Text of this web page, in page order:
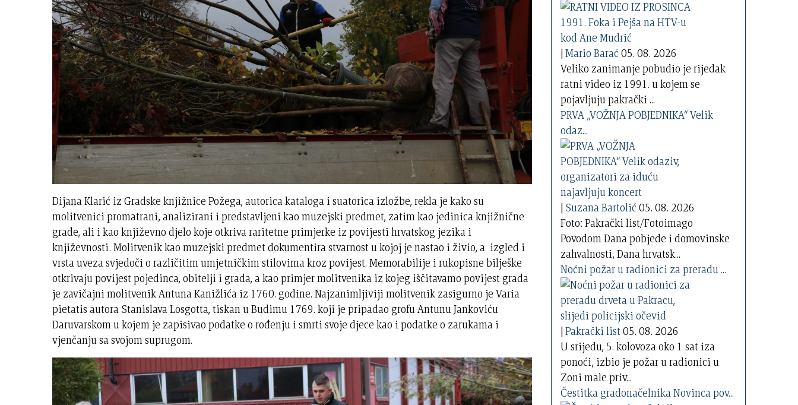
Dijana Klarić iz Gradske knjižnice Požega, autorica kataloga i suatorica izložbe, rekla je kako su
molitvenici promatrani, analizirani i predstavljeni kao muzejski predmet, zatim kao jedinica knjižnične
građe, ali i kao književno djelo koje otkriva raritetne primjerke iz povijesti hrvatskog jezika i
književnosti. Molitvenik kao muzejski predmet dokumentira stvarnost u kojoj je nastao i živio, a izgled i
vrsta uveza svjedoči o različitim umjetničkim stilovima kroz povijest. Memorabilije i rukopisne bilješke
otkrivaju povijest pojedinca, obitelji i grada, a kao primjer molitvenika iz kojeg iščitavamo povijest grada
je zavičajni molitvenik Antuna Kanižlića iz 1760. godine. Najzanimljiviji molitvenik zasigurno je Varia
pietatis autora Stanislava Losgotta, tiskan u Budimu 1769. koji je pripadao grofu Antunu Jankoviću
Daruvarskom u kojem je zapisivao podatke o rođenju i smrti svoje djece kao i podatke o zarukama i
vjenčanju sa svojom suprugom.
|Mario Barać 05. 08. 2026
Veliko zanimanje pobudio je rijedak
ratni video iz 1991. u kojem se
pojavljuju pakrački ...
PRVA „VOŽNJA POBJEDNIKA“ Velik
odaz...
| Suzana Bartolić 05. 08. 2026
Foto: Pakrački list/Fotoimago
Povodom Dana pobjede i domovinske
zahvalnosti, Dana hrvatsk...
Noćni požar u radionici za preradu ...
|Pakrački list05. 08. 2026
U srijedu, 5. kolovoza oko 1 sat iza
ponoći, izbio je požar u radionici u
Zoni male priv...
Čestitka gradonačelnika Novinca pov...